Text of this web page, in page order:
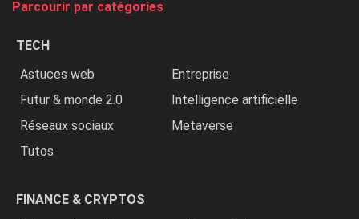
Parcourir par catégories
TECH
Astuces web
Entreprise
Futur & monde 2.0
Intelligence artificielle
Réseaux sociaux
Metaverse
Tutos
FINANCE & CRYPTOS